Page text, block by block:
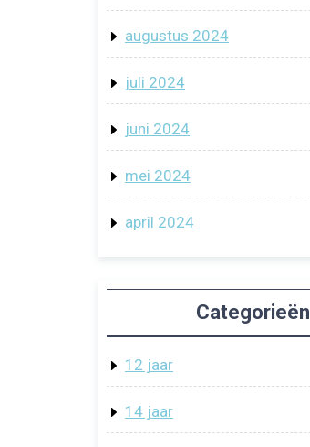
augustus 2024
juli 2024
juni 2024
mei 2024
april 2024
Categorieën
12 jaar
14 jaar